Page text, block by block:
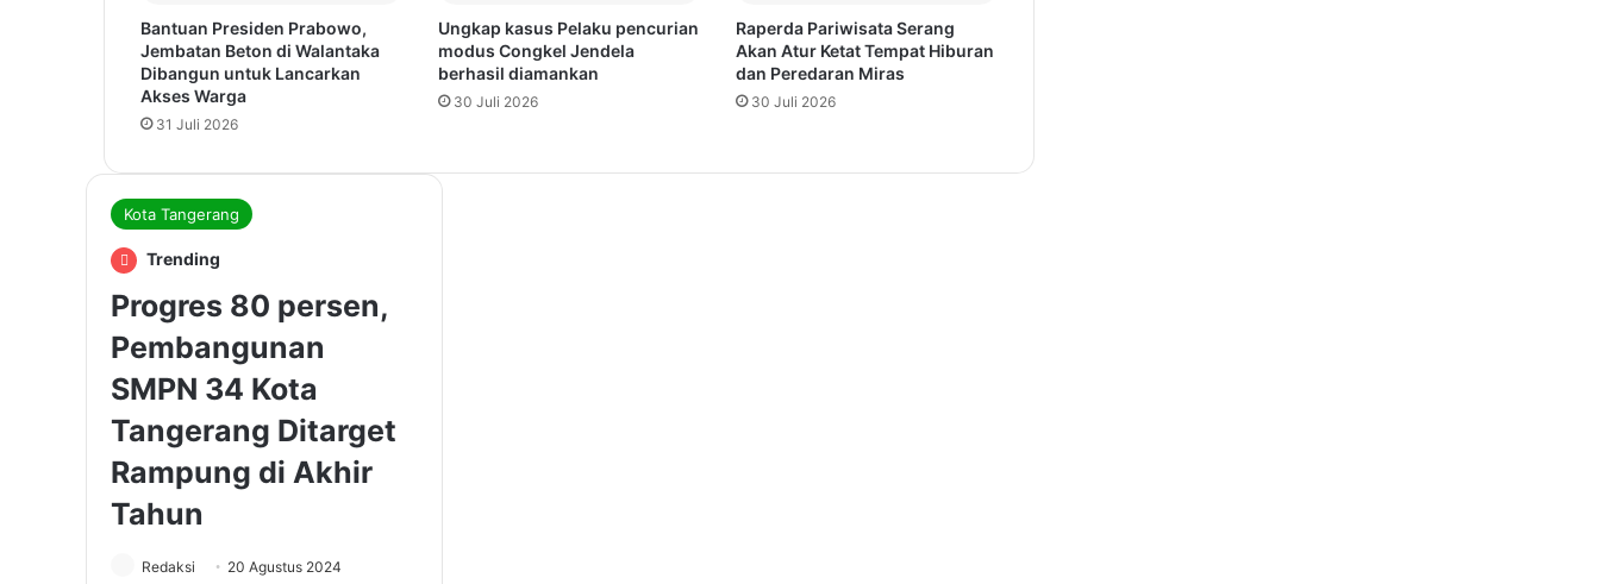
Bantuan Presiden Prabowo,
Jembatan Beton di Walantaka
Dibangun untuk Lancarkan
Akses Warga
31 Juli 2026
Ungkap kasus Pelaku pencurian
modus Congkel Jendela
berhasil diamankan
30 Juli 2026
Raperda Pariwisata Serang
Akan Atur Ketat Tempat Hiburan
dan Peredaran Miras
30 Juli 2026